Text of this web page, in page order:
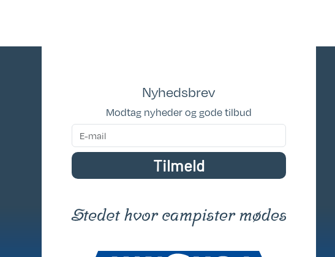
Nyhedsbrev
Modtag nyheder og gode tilbud
Tilmeld